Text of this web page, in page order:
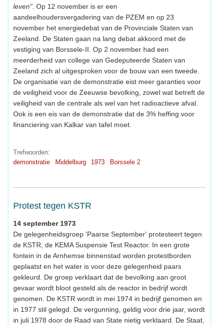
leven". Op 12 november is er een
aandeelhoudersvergadering van de PZEM en op 23
november het energiedebat van de Provinciale Staten van
Zeeland. De Staten gaan na lang debat akkoord met de
vestiging van Borssele-II. Op 2 november had een
meerderheid van college van Gedeputeerde Staten van
Zeeland zich al uitgesproken voor de bouw van een tweede.
De organisatie van de demonstratie eist meer garanties voor
de veiligheid voor de Zeeuwse bevolking, zowel wat betreft de
veiligheid van de centrale als wel van het radioactieve afval.
Ook is een eis van de demonstratie dat de 3% heffing voor
financiering van Kalkar van tafel moet.
Trefwoorden:
demonstratie
Middelburg 1973 Borssele 2
Protest tegen KSTR
14 september 1973
De gelegenheidsgroep 'Paarse September' protesteert tegen
de KSTR, de KEMA Suspensie Test Reactor. In een grote
fontein in de Arnhemse binnenstad worden protestborden
geplaatst en het water is voor deze gelegenheid paars
gekleurd. De groep verklaart dat de bevolking aan groot
gevaar wordt bloot gesteld als de reactor in bedrijf wordt
genomen. De KSTR wordt in mei 1974 in bedrijf genomen en
in 1977 stil gelegd. De vergunning, geldig voor drie jaar, wordt
in juli 1978 door de Raad van State nietig verklaard. De Staat,